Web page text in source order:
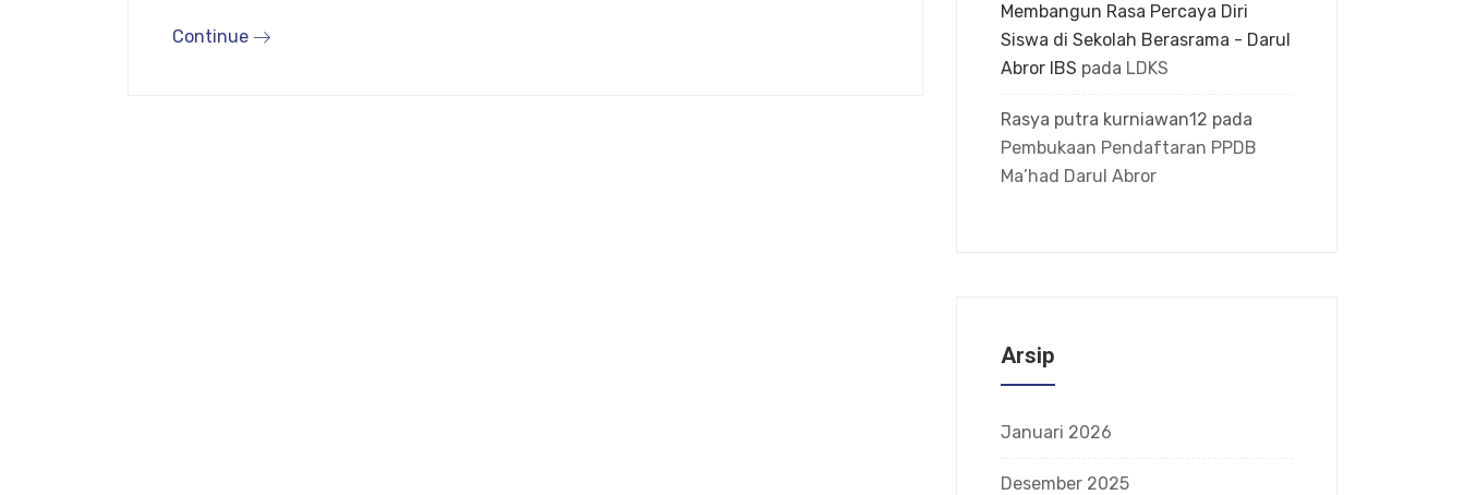
Continue
Membangun Rasa Percaya Diri
Siswa di Sekolah Berasrama - Darul
Abror IBS pada LDKS
Rasya putra kurniawan12 pada
Pembukaan Pendaftaran PPDB
Ma’had Darul Abror
Arsip
Januari 2026
Desember 2025